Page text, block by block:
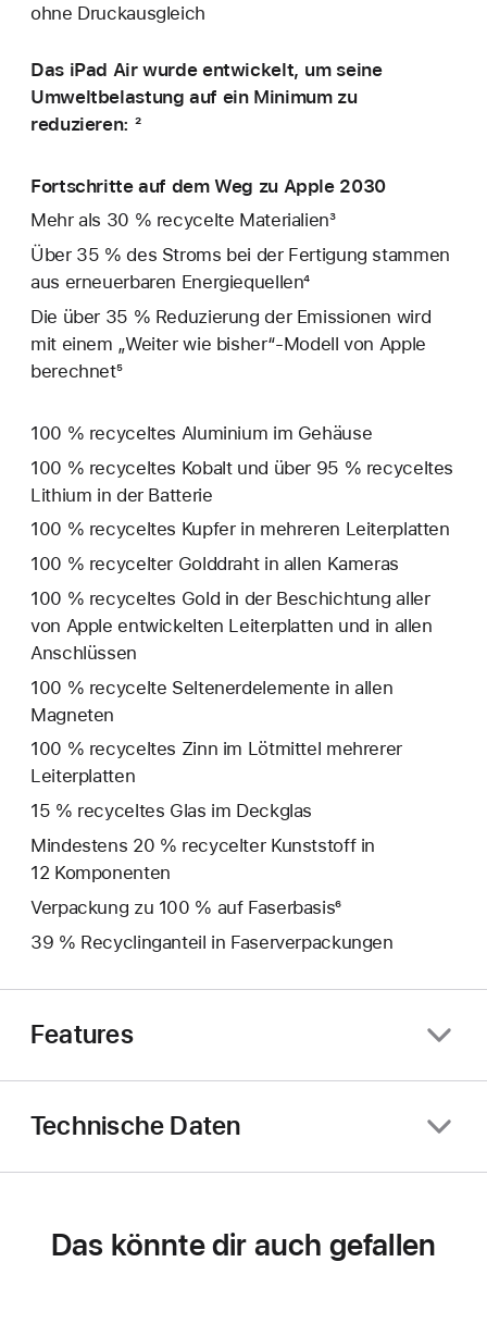
ohne Druckausgleich
Das iPad Air wurde entwickelt, um seine
Umweltbelastung auf ein Minimum zu
reduzieren: ²
Fortschritte auf dem Weg zu Apple 2030
Mehr als 30 % recycelte Materialien³
Über 35 % des Stroms bei der Fertigung stammen
aus erneuerbaren Energiequellen⁴
Die über 35 % Reduzierung der Emissionen wird
mit einem „Weiter wie bisher“-Modell von Apple
berechnet⁵
100 % recyceltes Aluminium im Gehäuse
100 % recyceltes Kobalt und über 95 % recyceltes
Lithium in der Batterie
100 % recyceltes Kupfer in mehreren Leiterplatten
100 % recycelter Golddraht in allen Kameras
100 % recyceltes Gold in der Beschichtung aller
von Apple entwickelten Leiterplatten und in allen
Anschlüssen
100 % recycelte Seltenerd­elemente in allen
Magneten
100 % recyceltes Zinn im Lötmittel mehrerer
Leiterplatten
15 % recyceltes Glas im Deckglas
Mindestens 20 % recycelter Kunststoff in
12 Komponenten
Verpackung zu 100 % auf Faserbasis⁶
39 % Recyclinganteil in Faserverpackungen
Features
Technische Daten
Das könnte dir auch gefallen